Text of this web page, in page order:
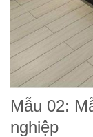
Mẫu 02:
nghiệp